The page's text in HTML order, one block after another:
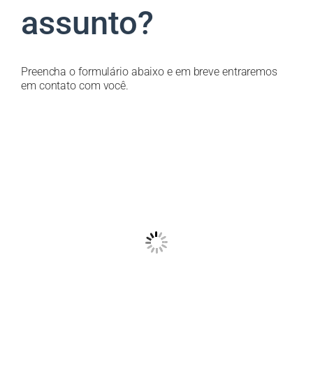
assunto?
Preencha o formulário abaixo e em breve entraremos
em contato com você.